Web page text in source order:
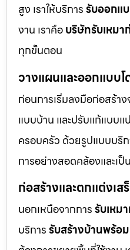
สูง เราให้บริการรับออกแ
งาน เราคือบริษัทรับเหมา
ทุกขั้นตอน
วางแผนและออกแบบ
ก่อนการเริ่มลงมือก่อสร้าง
แบบบ้าน และปรับแก้แบบแ
ครอบครัว ด้วยรูปแบบบริ
การอย่างสอดคล้องและเป็
ก่อสร้างและตกแต่งเส
นอกเหนือจากการรับเหม
บริการรับสร้างบ้านพร้อ